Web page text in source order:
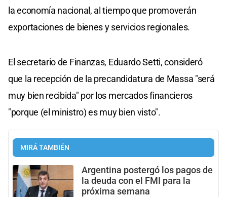
la economía nacional, al tiempo que promoverán
exportaciones de bienes y servicios regionales.
El secretario de Finanzas, Eduardo Setti, consideró
que la recepción de la precandidatura de Massa "será
muy bien recibida" por los mercados financieros
"porque (el ministro) es muy bien visto".
MIRÁ TAMBIÉN
Argentina postergó los pagos de
la deuda con el FMI para la
próxima semana